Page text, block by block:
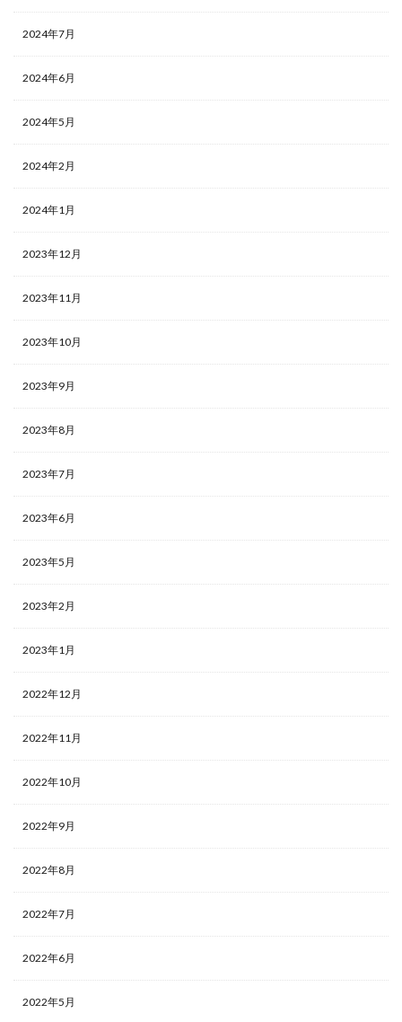
2024年7月
2024年6月
2024年5月
2024年2月
2024年1月
2023年12月
2023年11月
2023年10月
2023年9月
2023年8月
2023年7月
2023年6月
2023年5月
2023年2月
2023年1月
2022年12月
2022年11月
2022年10月
2022年9月
2022年8月
2022年7月
2022年6月
2022年5月